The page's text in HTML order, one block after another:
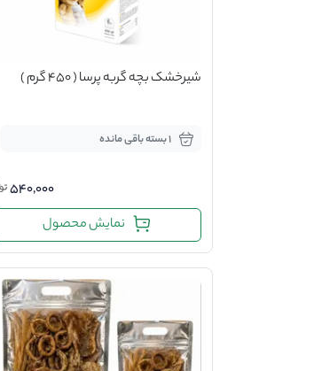
شیرخشک بچه گربه پرسا ( 450 گرم )
1 بسته باقی مانده
540,000
نمایش محصول